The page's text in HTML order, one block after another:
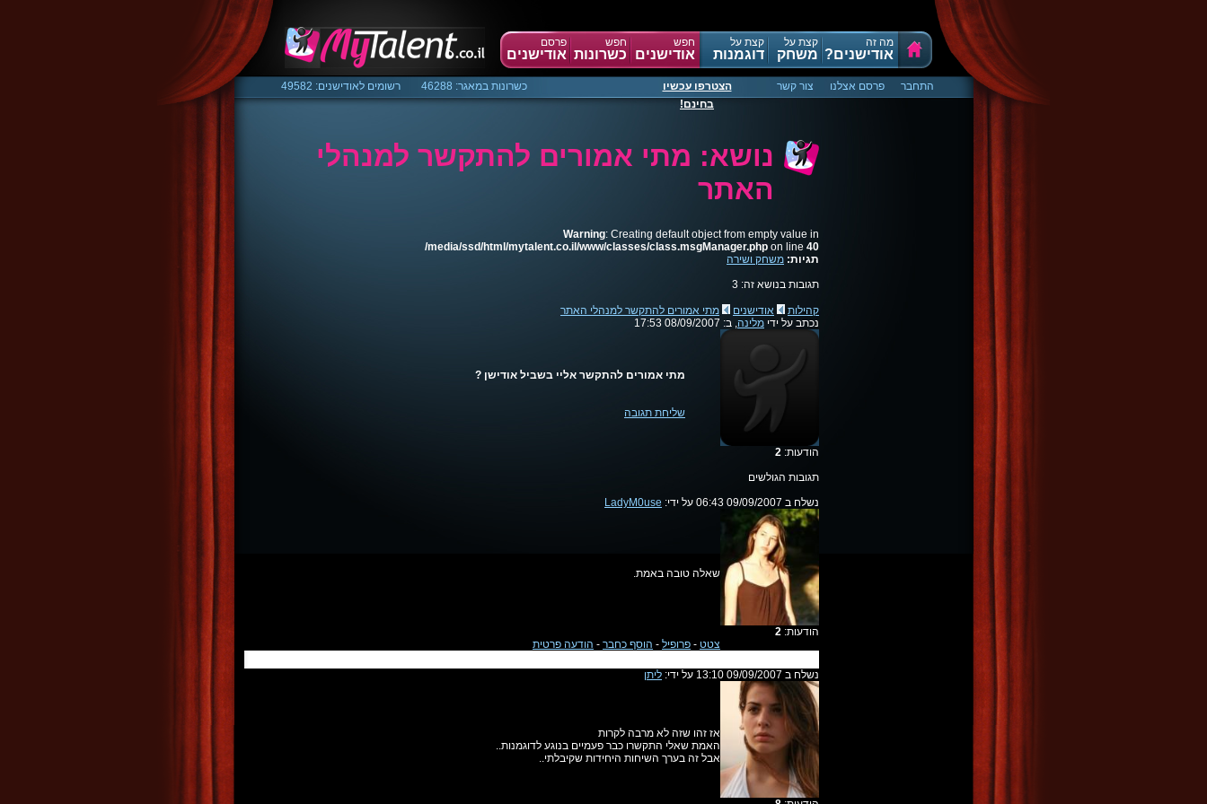
פרסם
אודישנים
חפש
כשרונות
חפש
אודישנים
קצת על
דוגמנות
קצת על
משחק
מה זה
אודישנים?
התחבר פרסם אצלנו צור קשר
הצטרפו עכשיו
בחינם!
כשרונות במאגר: 46288 רשומים לאודישנים: 49582
נושא: מתי אמורים להתקשר למנהלי
האתר
Warning: Creating default object from empty value in
/media/ssd/html/mytalent.co.il/www/classes/class.msgManager.php on line 40
תגיות: משחק ושירה
תגובות בנושא זה: 3
קהילות אודישנים
מתי אמורים להתקשר למנהלי האתר
נכתב על ידי מלינה, ב: 08/09/2007 17:53
הודעות: 2
מתי אמורים להתקשר אליי בשביל אודישן ?
שליחת תגובה
תגובות הגולשים
נשלח ב 09/09/2007 06:43 על ידי:
LadyM0use
הודעות: 2
שאלה טובה באמת.
צטט - פרופיל - הוסף כחבר - הודעה פרטית
נשלח ב 09/09/2007 13:10 על ידי: ליתן
אז זהו שזה לא מרבה לקרות
האמת שאלי התקשרו כבר פעמיים בנוגע לדוגמנות..
אבל זה בערך השיחות היחידות שקיבלתי..